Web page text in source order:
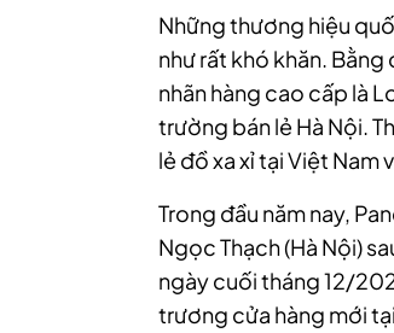
Những thương hiệu
như rất khó khăn.
nhãn hàng cao cấp là
trường bán lẻ Hà Nội.
lẻ đồ xa xỉ tại Việt Nam
Trong đầu năm nay,
Ngọc Thạch (Hà Nội)
ngày cuối tháng 12/
trương cửa hàng mới